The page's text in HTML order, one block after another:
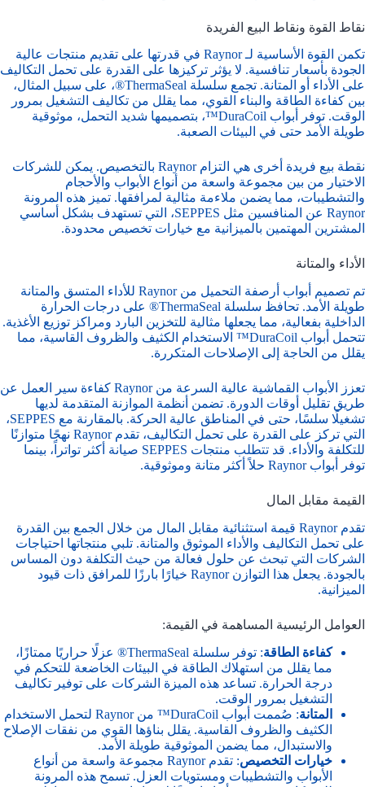
نقاط القوة ونقاط البيع الفريدة
تكمن القوة الأساسية لـ Raynor في قدرتها على تقديم منتجات عالية
الجودة بأسعار تنافسية. لا يؤثر تركيزها على القدرة على تحمل التكاليف
على الأداء أو المتانة. تجمع سلسلة ThermaSeal®، على سبيل المثال،
بين كفاءة الطاقة والبناء القوي، مما يقلل من تكاليف التشغيل بمرور
الوقت. توفر أبواب DuraCoil™، بتصميمها شديد التحمل، موثوقية
طويلة الأمد حتى في البيئات الصعبة.
نقطة بيع فريدة أخرى هي التزام Raynor بالتخصيص. يمكن للشركات
الاختيار من بين مجموعة واسعة من أنواع الأبواب والأحجام
والتشطيبات، مما يضمن ملاءمة مثالية لمرافقها. تميز هذه المرونة
Raynor عن المنافسين مثل SEPPES، التي تستهدف بشكل أساسي
المشترين المهتمين بالميزانية مع خيارات تخصيص محدودة.
الأداء والمتانة
تم تصميم أبواب أرصفة التحميل من Raynor للأداء المتسق والمتانة
طويلة الأمد. تحافظ سلسلة ThermaSeal® على درجات الحرارة
الداخلية بفعالية، مما يجعلها مثالية للتخزين البارد ومراكز توزيع الأغذية.
تتحمل أبواب DuraCoil™ الاستخدام الكثيف والظروف القاسية، مما
يقلل من الحاجة إلى الإصلاحات المتكررة.
تعزز الأبواب القماشية عالية السرعة من Raynor كفاءة سير العمل عن
طريق تقليل أوقات الدورة. تضمن أنظمة الموازنة المتقدمة لديها
تشغيلًا سلسًا، حتى في المناطق عالية الحركة. بالمقارنة مع SEPPES،
التي تركز على القدرة على تحمل التكاليف، تقدم Raynor نهجًا متوازنًا
للتكلفة والأداء. قد تتطلب منتجات SEPPES صيانة أكثر تواتراً، بينما
توفر أبواب Raynor حلاً أكثر متانة وموثوقية.
القيمة مقابل المال
تقدم Raynor قيمة استثنائية مقابل المال من خلال الجمع بين القدرة
على تحمل التكاليف والأداء الموثوق والمتانة. تلبي منتجاتها احتياجات
الشركات التي تبحث عن حلول فعالة من حيث التكلفة دون المساس
بالجودة. يجعل هذا التوازن Raynor خيارًا بارزًا للمرافق ذات قيود
الميزانية.
العوامل الرئيسية المساهمة في القيمة:
كفاءة الطاقة
: توفر سلسلة ThermaSeal® عزلًا حراريًا ممتازًا،
مما يقلل من استهلاك الطاقة في البيئات الخاضعة للتحكم في
درجة الحرارة. تساعد هذه الميزة الشركات على توفير تكاليف
التشغيل بمرور الوقت.
المتانة
: صُممت أبواب DuraCoil™ من Raynor لتحمل الاستخدام
الكثيف والظروف القاسية. يقلل بناؤها القوي من نفقات الإصلاح
والاستبدال، مما يضمن الموثوقية طويلة الأمد.
خيارات التخصيص
: تقدم Raynor مجموعة واسعة من أنواع
الأبواب والتشطيبات ومستويات العزل. تسمح هذه المرونة